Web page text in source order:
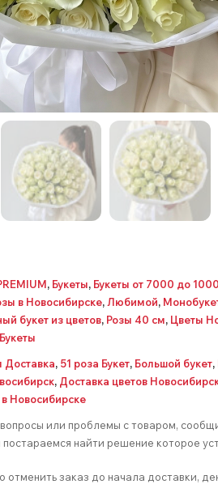
, Букеты, Букеты от 7000 до
в Новосибирске, Любимой,
букет из цветов, Розы 40 см, Цветы
Доставка, 51 роза Букет, Большой букет,
, Доставка цветов
Новосибирске
вопросы или проблемы с товаром,
найти решение которое
отменить заказ до начала доставки,